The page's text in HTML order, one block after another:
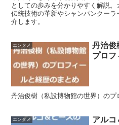
としての歩みを分かりやすく解説
伝統技術の革新やシャンパンクー
介します。
エンタメ
丹治俊
プロフ
丹治俊樹（私設博物館の世界）のプ
エンタメ
アルコ